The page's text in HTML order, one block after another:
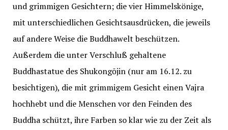
und grimmigen Gesichtern; die vier Himmelskönige,
mit unterschiedlichen Gesichtsausdrücken, die jeweils
auf andere Weise die Buddhawelt beschützen.
Außerdem die unter Verschluß gehaltene
Buddhastatue des Shukongōjin (nur am 16.12. zu
besichtigen), die mit grimmigem Gesicht einen Vajra
hochhebt und die Menschen vor den Feinden des
Buddha schützt, ihre Farben so klar wie zu der Zeit als